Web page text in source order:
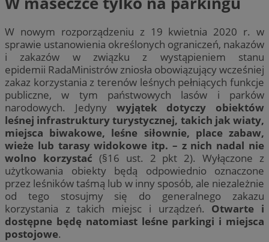
W nowym rozporządzeniu z 19 kwietnia 2020 r. w
sprawie ustanowienia określonych ograniczeń, nakazów
i zakazów w związku z wystąpieniem stanu
epidemii RadaMinistrów zniosła obowiązujący wcześniej
zakaz korzystania z terenów leśnych pełniących funkcje
publiczne, w tym państwowych lasów i parków
narodowych. Jedyny wyjątek dotyczy obiektów
leśnej infrastruktury turystycznej, takich jak wiaty,
miejsca biwakowe, leśne siłownie, place zabaw,
wieże lub tarasy widokowe itp. – z nich nadal nie
wolno korzystać (§16 ust. 2 pkt 2). Wyłączone z
użytkowania obiekty będą odpowiednio oznaczone
przez leśników taśmą lub w inny sposób, ale niezależnie
od tego stosujmy się do generalnego zakazu
korzystania z takich miejsc i urządzeń. Otwarte i
dostępne będę natomiast leśne parkingi i miejsca
postojowe.